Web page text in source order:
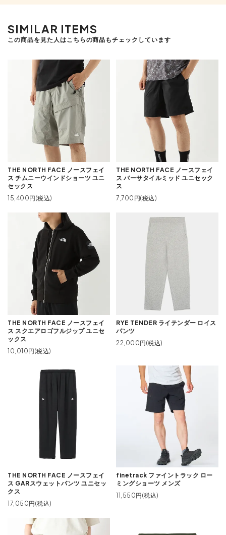
SIMILAR ITEMS
この商品を見た人はこちらの商品もチェックしています
THE NORTH FACE ノースフェイ
ス チムニーウインドショーツ ユニ
セックス
15,400円(税込)
THE NORTH FACE ノースフェイ
ス バーサタイルミッド ユニセック
ス
7,700円(税込)
THE NORTH FACE ノースフェイ
ス スクエアロゴフルジップ ユニセ
ックス
10,010円(税込)
RYE TENDER ライテンダー ロイス
パンツ
22,000円(税込)
THE NORTH FACE ノースフェイ
ス GARスウェットパンツ ユニセッ
クス
17,050円(税込)
finetrack ファイントラック ロー
ミングショーツ メンズ
11,550円(税込)